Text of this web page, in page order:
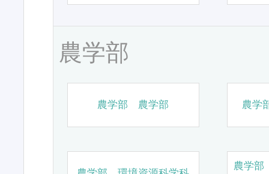
農学部
農学部 農学部 農学
農学